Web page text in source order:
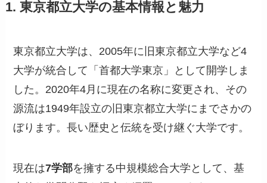
1. 東京都立大学の基本情報と魅力
東京都立大学は、2005年に旧東京都立大学など4
大学が統合して「首都大学東京」として開学しま
した。2020年4月に現在の名称に変更され、その
源流は1949年設立の旧東京都立大学にまでさかの
ぼります。長い歴史と伝統を受け継ぐ大学です。
現在は7学部を擁する中規模総合大学として、基